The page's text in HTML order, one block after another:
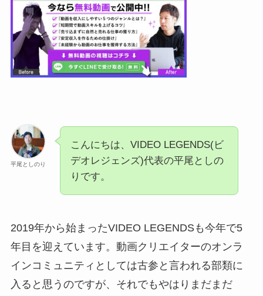
平尾としのり
こんにちは、VIDEO LEGENDS(ビ
デオレジェンズ)代表の平尾としの
りです。
2019年から始まったVIDEO LEGENDSも今年で5
年目を迎えています。動画クリエイターのオンラ
インコミュニティとしては古参と言われる部類に
入ると思うのですが、それでもやはりまだまだ